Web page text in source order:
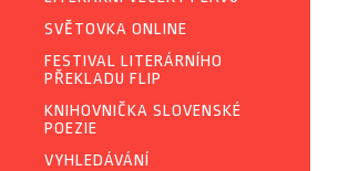
SVĚTOVKA ONLINE
FESTIVAL LITERÁRNÍHO
PŘEKLADU FLIP
KNIHOVNIČKA SLOVENSKÉ
POEZIE
VYHLEDÁVÁNÍ